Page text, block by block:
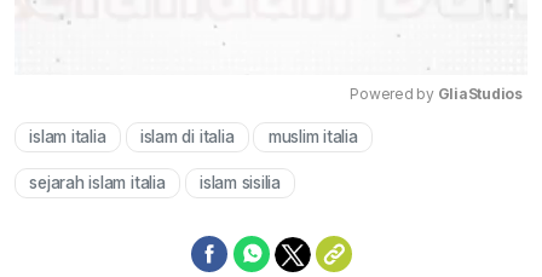
Powered by GliaStudios
islam italia islam di italia muslim italia
sejarah islam italia islam sisilia